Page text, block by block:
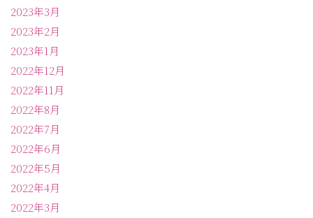
2023年3月
2023年2月
2023年1月
2022年12月
2022年11月
2022年8月
2022年7月
2022年6月
2022年5月
2022年4月
2022年3月